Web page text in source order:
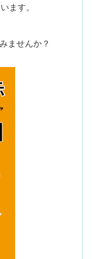
ます。
ませんか？